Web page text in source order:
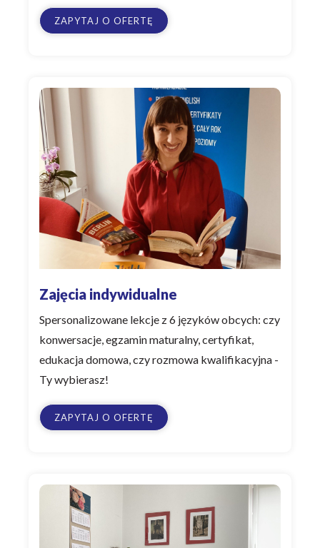
ZAPYTAJ O OFERTĘ
Zajęcia indywidualne
Spersonalizowane lekcje z 6 języków obcych: czy
konwersacje, egzamin maturalny, certyfikat,
edukacja domowa, czy rozmowa kwalifikacyjna -
Ty wybierasz!
ZAPYTAJ O OFERTĘ